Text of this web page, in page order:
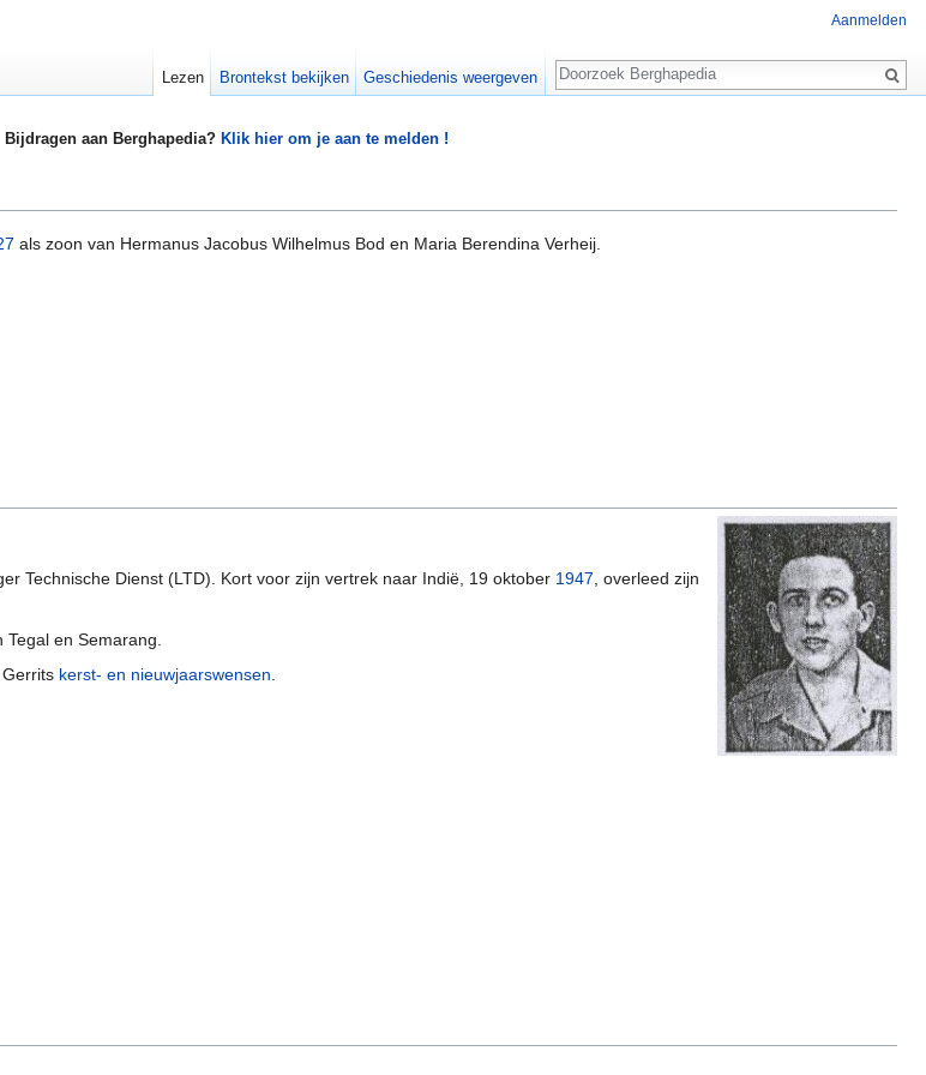
Bijdragen aan Berghapedia? Klik hier om je aan te melden !
als zoon van Hermanus Jacobus Wilhelmus Bod en Maria Berendina Verheij.
Technische Dienst (LTD). Kort voor zijn vertrek naar Indië, 19 oktober 1947 , overleed zijn
en Semarang.
kerst- en nieuwjaarswensen
Aanmelden
Lezen Brontekst bekijken Geschiedenis weergeven
Zoeken